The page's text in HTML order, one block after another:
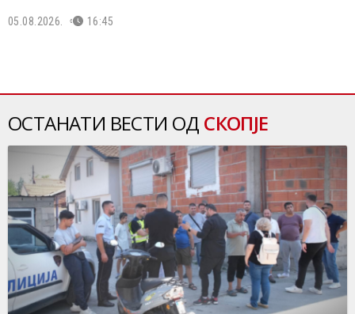
05.08.2026. 16:45
ОСТАНАТИ ВЕСТИ ОД СКОПЈЕ